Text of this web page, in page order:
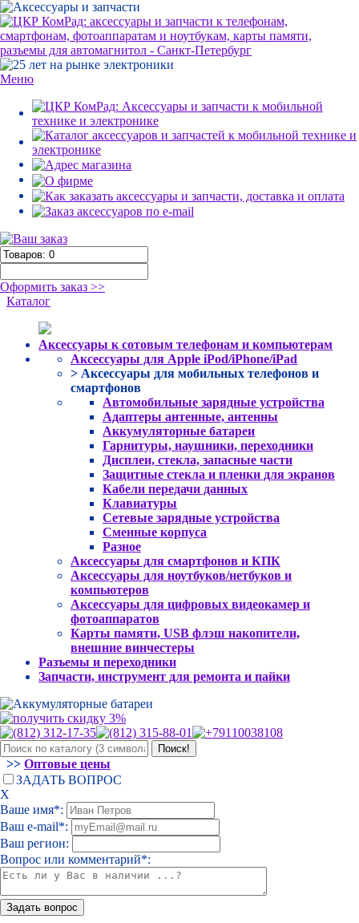
Меню
Оформить заказ >>
Каталог
Аксессуары к сотовым телефонам и компьютерам
Аксессуары для Apple iPod/iPhone/iPad
> Аксессуары для мобильных телефонов и
смартфонов
Автомобильные зарядные устройства
Адаптеры антенные, антенны
Аккумуляторные батареи
Гарнитуры, наушники, переходники
Дисплеи, стекла, запасные части
Защитные стекла и пленки для экранов
Кабели передачи данных
Клавиатуры
Сетевые зарядные устройства
Сменные корпуса
Разное
Аксессуары для смартфонов и КПК
Аксессуары для ноутбуков/нетбуков и
компьютеров
Аксессуары для цифровых видеокамер и
фотоаппаратов
Карты памяти, USB флэш накопители,
внешние винчестеры
Разъемы и переходники
Запчасти, инструмент для ремонта и пайки
>> Оптовые цены
ЗАДАТЬ ВОПРОС
Х
Ваше имя*:
Ваш e-mail*:
Ваш регион:
Вопрос или комментарий*: